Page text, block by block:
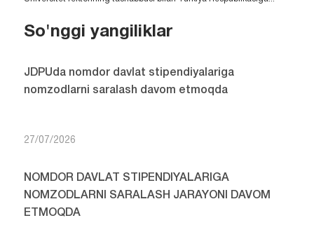
So'nggi yangiliklar
JDPUda nomdor davlat stipendiyalariga
nomzodlarni saralash davom etmoqda
27/07/2026
NOMDOR DAVLAT STIPENDIYALARIGA
NOMZODLARNI SARALASH JARAYONI DAVOM
ETMOQDA